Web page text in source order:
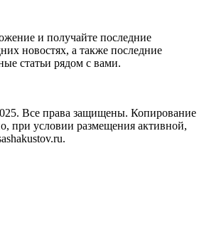
и получайте последние
новостях, а также последние
статьи рядом с вами.
Все права защищены. Копирование
при условии размещения активной,